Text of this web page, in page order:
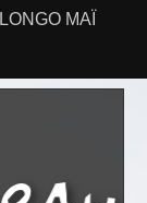
LONGO MAÏ